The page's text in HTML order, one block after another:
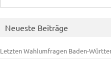
nach:
Neueste Beiträge
Letzten Wahlumfragen Baden-